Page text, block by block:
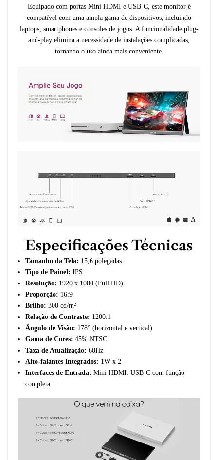
Equipado com portas Mini HDMI e USB-C, este monitor é
compatível com uma ampla gama de dispositivos, incluindo
laptops, smartphones e consoles de jogos. A funcionalidade plug-
and-play elimina a necessidade de instalações complicadas,
tornando o uso ainda mais conveniente.
Especificações Técnicas
Tamanho da Tela: 15,6 polegadas
Tipo de Painel: IPS
Resolução: 1920 x 1080 (Full HD)
Proporção: 16:9
Brilho: 300 cd/m²
Relação de Contraste: 1200:1
Ângulo de Visão: 178° (horizontal e vertical)
Gama de Cores: 45% NTSC
Taxa de Atualização: 60Hz
Alto-falantes Integrados: 1W x 2
Interfaces de Entrada: Mini HDMI, USB-C com função
completa